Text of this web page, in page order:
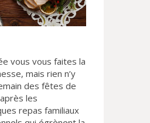
vous vous faites la
mais rien n’y
des fêtes de
les
repas familiaux